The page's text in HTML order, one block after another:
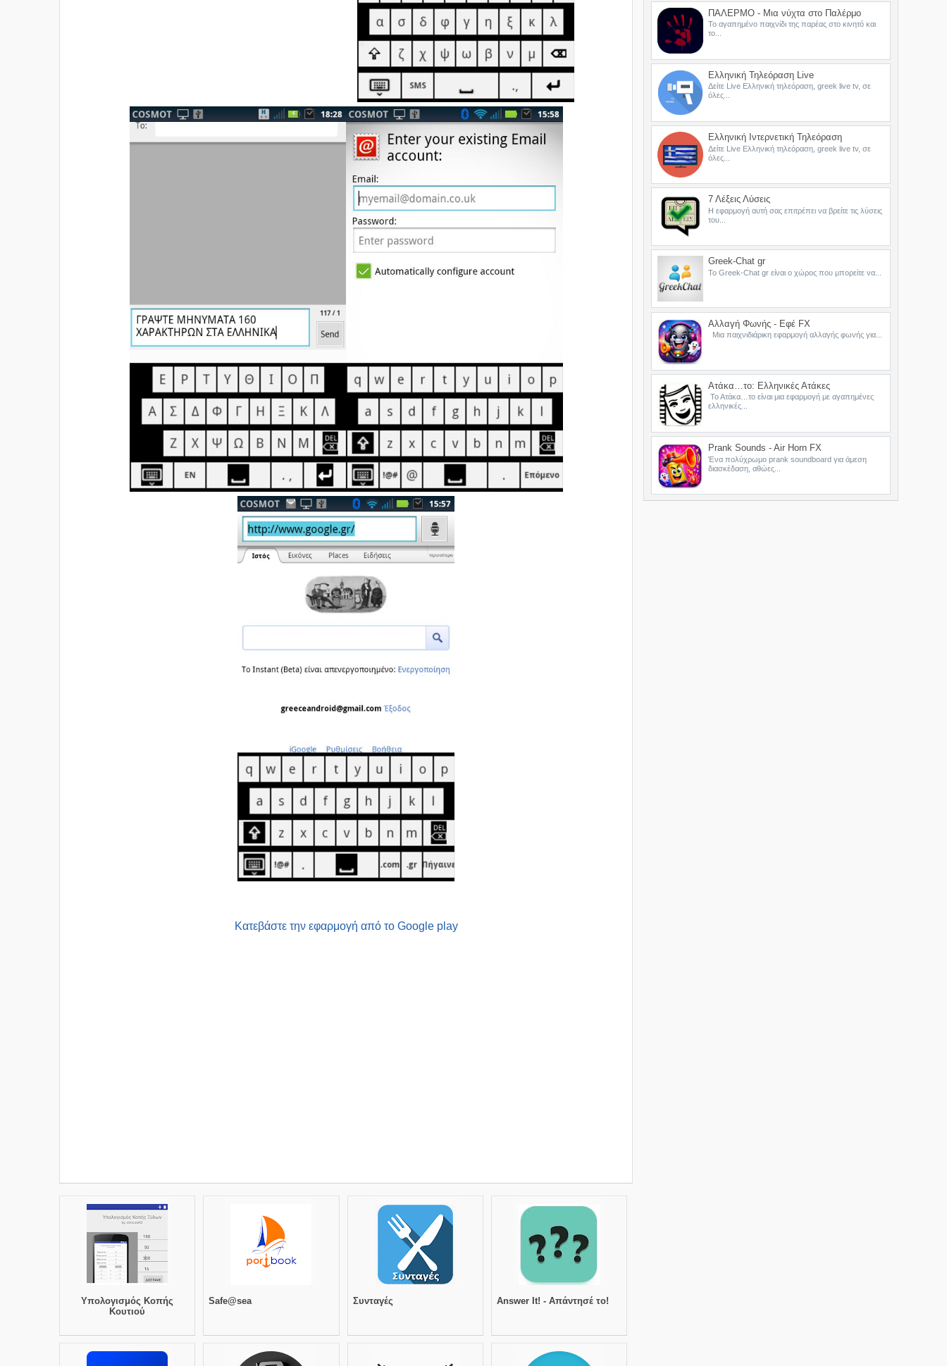
Κατεβάστε την εφαρμογή από το Google play
Υπολογισμός Κοπής
Κουτιού
Safe@sea Συνταγές Answer It! - Απάντησέ το!
ΠΑΛΕΡΜΟ - Μια νύχτα στο Παλέρμο
Το αγαπημένο παιχνίδι της παρέας στο κινητό και
το...
Ελληνική Τηλεόραση Live
Δείτε Live Ελληνική τηλεόραση, greek live tv, σε
όλες...
Ελληνική Ιντερνετική Τηλεόραση
Δείτε Live Ελληνική τηλεόραση, greek live tv, σε
όλες...
7 Λέξεις Λύσεις
Η εφαρμογή αυτή σας επιτρέπει να βρείτε τις λύσεις
του...
Greek-Chat gr
Το Greek-Chat gr είναι ο χώρος που μπορείτε να...
Αλλαγή Φωνής - Εφέ FX
Μια παιχνιδιάρικη εφαρμογή αλλαγής φωνής για...
Ατάκα…το: Ελληνικές Ατάκες
Το Ατάκα…το είναι μια εφαρμογή με αγαπημένες
ελληνικές...
Prank Sounds - Air Horn FX
Ένα πολύχρωμο prank soundboard για άμεση
διασκέδαση, αθώες...